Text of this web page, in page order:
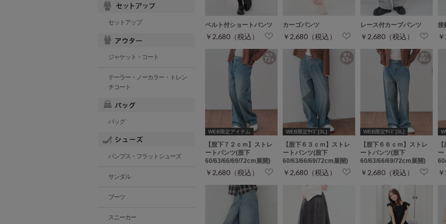
ベルト付ショートパンツ
￥2,680（税込）
カーゴパンツ
￥2,680（税込）
レース付カーブパンツ
￥2,680（税込）
接
WEB限定アイテム
【股下７２ｃｍ】ストレ
ートパンツ(股下
60/63/66/69/72cm展開)
￥2,680（税込）
WEB限定ｻｲｽﾞ[3L]
【股下６３ｃｍ】ストレ
ートパンツ(股下
60/63/66/69/72cm展開)
￥2,680（税込）
WEB限定ｻｲｽﾞ[3L]
【股下６６ｃｍ】ストレ
ートパンツ(股下
60/63/66/69/72cm展開)
￥2,680（税込）
ー
セットアップ
ジャケット・コート
テーラー・ノーカラー・トレン
チコート
バッグ
パンプス・フラットシューズ
サンダル
ブーツ
スニーカー